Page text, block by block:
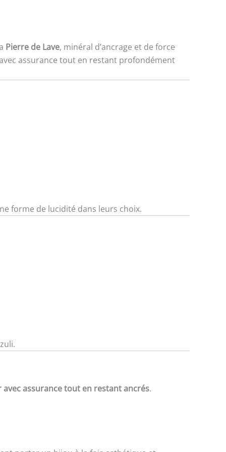
Pierre de Lave, minéral d’ancrage et de force
assurance tout en restant profondément
forme de lucidité dans leurs choix.
avec assurance tout en restant ancrés.